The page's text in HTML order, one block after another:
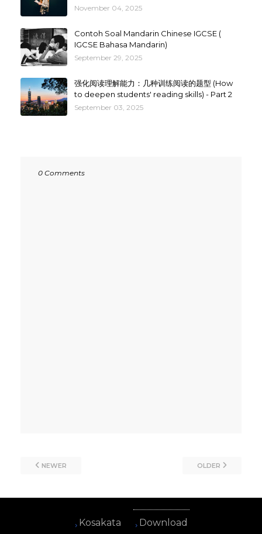
November 04, 2025
Contoh Soal Mandarin Chinese IGCSE (
IGCSE Bahasa Mandarin)
September 29, 2025
强化阅读理解能力：几种训练阅读的题型 (How
to deepen students' reading skills) - Part 2
September 03, 2025
0 Comments
NEWER OLDER
Kosakata Download